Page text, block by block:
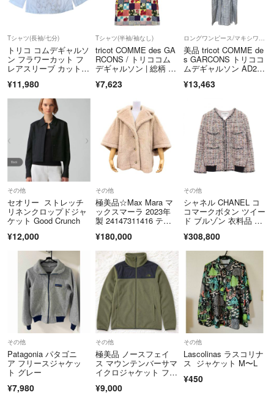
▼返品特約
https://fril.jp/ts/official/law/kld/#return_policy
適格請求書登録番号
T9290001075401
Tシャツ(長袖/七分)
トリコ コムデギャルソ
ン フラワーカット フ
レアスリーブ カットソ
¥11,980
Tシャツ(半袖/袖なし)
tricot COMME des GA
RCONS / トリココム
デギャルソン | 総柄 プ
ソー | ホワイト | レデ
¥7,623
美品 tricot COMME de
s GARCONS トリココ
ムデギャルソン AD200
リルワンピース S グレ
¥13,463
その他
セオリー ストレッチ
リネンクロップドジャ
ケット Good Crunch
¥12,000
その他
極美品☆Max Mara マ
ックスマーラ 2023年
製 24147311416 テデ
ク混 ケープ ポンチ
L 伊製 正規品
¥180,000
その他
シャネル CHANEL コ
コマークボタン ツイー
ド ブルゾン 衣料品 ア
ィース マルチカラ
¥308,800
その他
Patagonia パタゴニ
ア フリースジャケッ
ト グレー
¥7,980
その他
極美品 ノースフェイ
ス マウンテンバーサマ
イクロジャケット フリ
¥9,000
その他
Lascolinas ラスコリナ
ス ジャケット M〜L
¥450